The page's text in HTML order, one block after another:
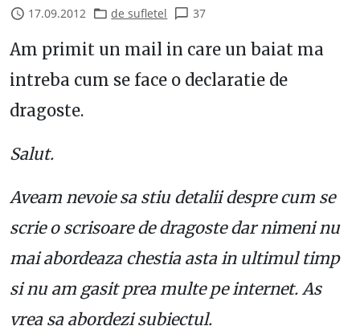
17.09.2012 de sufletel 37
Am primit un mail in care un baiat ma
intreba cum se face o declaratie de
dragoste.
Salut.
Aveam nevoie sa stiu detalii despre cum se
scrie o scrisoare de dragoste dar nimeni nu
mai abordeaza chestia asta in ultimul timp
si nu am gasit prea multe pe internet. As
vrea sa abordezi subiectul.